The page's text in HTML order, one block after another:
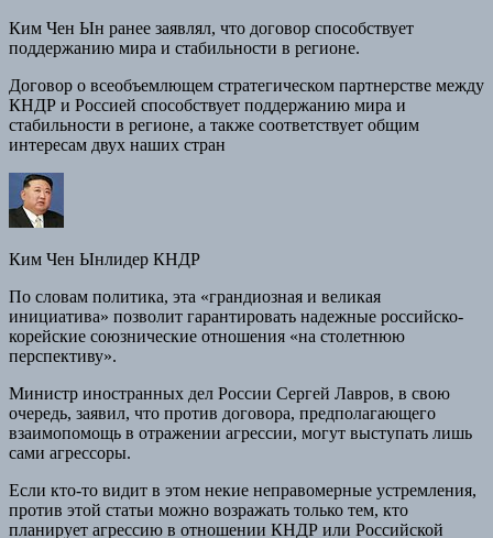
Ким Чен Ын ранее заявлял, что договор способствует
поддержанию мира и стабильности в регионе.
Договор о всеобъемлющем стратегическом партнерстве между
КНДР и Россией способствует поддержанию мира и
стабильности в регионе, а также соответствует общим
интересам двух наших стран
Ким Чен Ынлидер КНДР
По словам политика, эта «грандиозная и великая
инициатива» позволит гарантировать надежные российско-
корейские союзнические отношения «на столетнюю
перспективу».
Министр иностранных дел России Сергей Лавров, в свою
очередь, заявил, что против договора, предполагающего
взаимопомощь в отражении агрессии, могут выступать лишь
сами агрессоры.
Если кто-то видит в этом некие неправомерные устремления,
против этой статьи можно возражать только тем, кто
планирует агрессию в отношении КНДР или Российской